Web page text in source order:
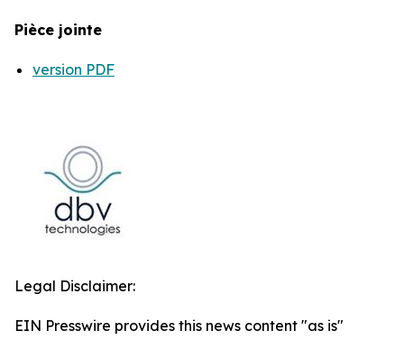
Pièce jointe
version PDF
Legal Disclaimer:
EIN Presswire provides this news content "as is"